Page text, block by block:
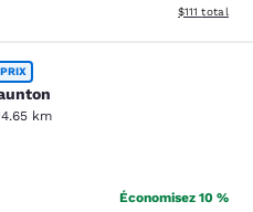
Afficher les
$111 total
4.65 km
3149 commentaires
Économisez 10 %